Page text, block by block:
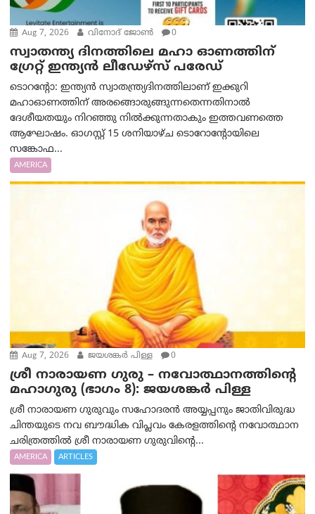
Aug 7, 2026 വിനോദ് ജോൺ 0
സ്വാതന്ത്യ ദിനത്തിലെ മഹാ ഓണത്തിന്
ഗ്രേറ്റ് ഇന്ത്യൻ ലീഡേഴ്സ് പരേഡ്
ടൊറന്റോ: ഇന്ത്യൻ സ്വാതന്ത്ര്യദിനത്തിലാണ് ഇക്കുറി
മഹാഓണത്തിന് അരങ്ങൊരുങ്ങുന്നതെന്നതിനാൽ
ദേശീയതയും നിറഞ്ഞു നിൽക്കുന്നതാകും ഇത്തവണത്തെ
ആഘോഷം. ഓഗസ്റ്റ് 15 ശനിയാഴ്ച ടൊറോന്റോയിലെ
സങ്കോഫ...
AMERICA
Aug 7, 2026 ജയശങ്കര്‍ പിള്ള 0
ശ്രീ നാരായണ ഗുരു – നവോത്ഥാനത്തിന്റെ
മഹാഗുരു (ഭാഗം 8): ജയശങ്കര്‍ പിള്ള
ശ്രീ നാരായണ ഗുരുവും സഹോദരൻ അയ്യപ്പനും ജാതിവിരുദ്ധ
ചിന്തയുടെ നവ ബൗദ്ധിക വിപ്ലവം കേരളത്തിന്റെ നവോത്ഥാന
ചരിത്രത്തിൽ ശ്രീ നാരായണ ഗുരുവിന്റെ...
AMERICA ARTICLES